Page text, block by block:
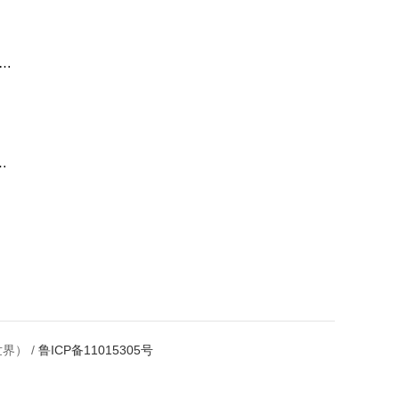
） / 鲁ICP备11015305号